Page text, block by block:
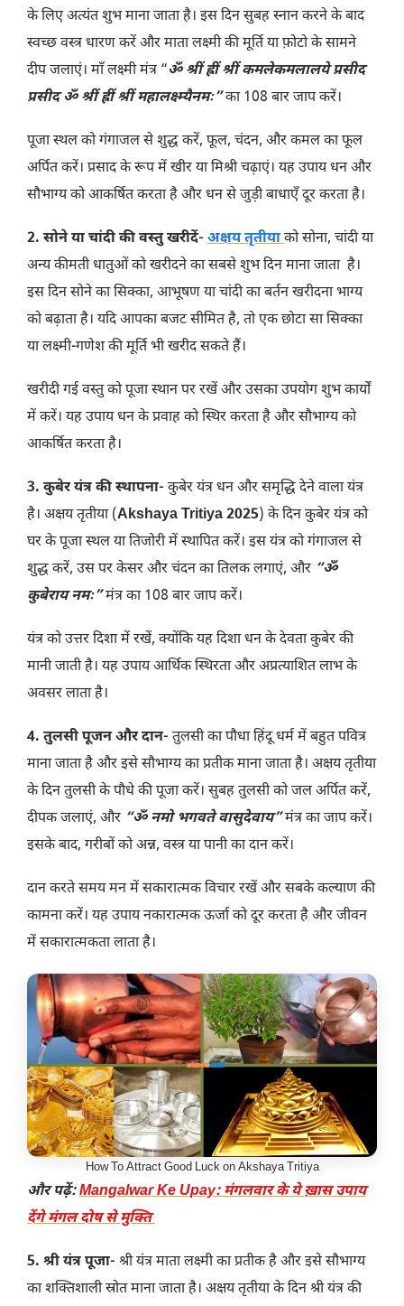
के लिए अत्यंत शुभ माना जाता है। इस दिन सुबह स्नान करने के बाद
स्वच्छ वस्त्र धारण करें और माता लक्ष्मी की मूर्ति या फ़ोटो के सामने
दीप जलाएं। माँ लक्ष्मी मंत्र “ॐ श्रीं ह्रीं श्रीं कमलेकमलालये प्रसीद
प्रसीद ॐ श्रीं ह्रीं श्रीं महालक्ष्म्यैनमः”का 108 बार जाप करें।
पूजा स्थल को गंगाजल से शुद्ध करें, फूल, चंदन, और कमल का फूल
अर्पित करें। प्रसाद के रूप में खीर या मिश्री चढ़ाएं। यह उपाय धन और
सौभाग्य को आकर्षित करता है और धन से जुड़ी बाधाएँ दूर करता है।
2. सोने या चांदी की वस्तु खरीदें- अक्षय तृतीयाको सोना, चांदी या
अन्य कीमती धातुओं को खरीदने का सबसे शुभ दिन माना जाता है।
इस दिन सोने का सिक्का, आभूषण या चांदी का बर्तन खरीदना भाग्य
को बढ़ाता है। यदि आपका बजट सीमित है, तो एक छोटा सा सिक्का
या लक्ष्मी-गणेश की मूर्ति भी खरीद सकते हैं।
खरीदी गई वस्तु को पूजा स्थान पर रखें और उसका उपयोग शुभ कार्यों
में करें। यह उपाय धन के प्रवाह को स्थिर करता है और सौभाग्य को
आकर्षित करता है।
3. कुबेर यंत्र की स्थापना- कुबेर यंत्र धन और समृद्धि देने वाला यंत्र
है। अक्षय तृतीया (Akshaya Tritiya 2025) के दिन कुबेर यंत्र को
घर के पूजा स्थल या तिजोरी में स्थापित करें। इस यंत्र को गंगाजल से
शुद्ध करें, उस पर केसर और चंदन का तिलक लगाएं, और “ॐ
कुबेराय नमः”मंत्र का 108 बार जाप करें।
यंत्र को उत्तर दिशा में रखें, क्योंकि यह दिशा धन के देवता कुबेर की
मानी जाती है। यह उपाय आर्थिक स्थिरता और अप्रत्याशित लाभ के
अवसर लाता है।
4. तुलसी पूजन और दान- तुलसी का पौधा हिंदू धर्म में बहुत पवित्र
माना जाता है और इसे सौभाग्य का प्रतीक माना जाता है। अक्षय तृतीया
के दिन तुलसी के पौधे की पूजा करें। सुबह तुलसी को जल अर्पित करें,
दीपक जलाएं, और “ॐ नमो भगवते वासुदेवाय”मंत्र का जाप करें।
इसके बाद, गरीबों को अन्न, वस्त्र या पानी का दान करें।
दान करते समय मन में सकारात्मक विचार रखें और सबके कल्याण की
कामना करें। यह उपाय नकारात्मक ऊर्जा को दूर करता है और जीवन
में सकारात्मकता लाता है।
How To Attract Good Luck on Akshaya Tritiya
और पढ़ें:Mangalwar Ke Upay: मंगलवार के ये ख़ास उपाय
देंगे मंगल दोष से मुक्ति
5. श्री यंत्र पूजा- श्री यंत्र माता लक्ष्मी का प्रतीक है और इसे सौभाग्य
का शक्तिशाली स्रोत माना जाता है। अक्षय तृतीया के दिन श्री यंत्र की